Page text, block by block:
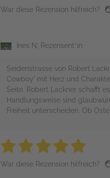
War diese Rezension hilfreich?
Ines N, Rezensent*in
Seidenstrasse von Robert
Cowboy' mit Herz und
Seite. Robert Lackner schafft
Handlungsweise sind
Freiheit unterscheiden. Ob
5 stars
5 stars
5 stars
5
War diese Rezension hilfreich?